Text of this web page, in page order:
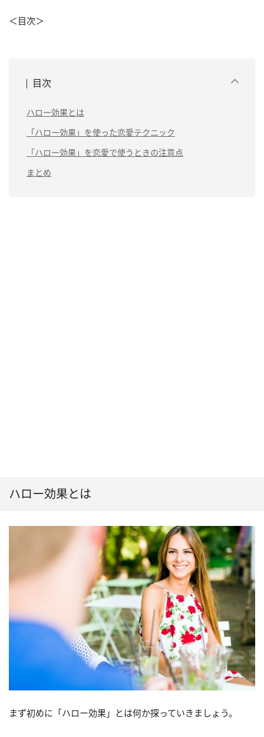
＜目次＞
目次
ハロー効果とは
「ハロー効果」を使った恋愛テクニック
「ハロー効果」を恋愛で使うときの注意点
まとめ
ハロー効果とは
まず初めに「ハロー効果」とは何か探っていきましょう。